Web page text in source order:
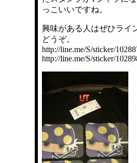
っこいいですね。
興味がある人はぜひライ
どうぞ。
http://line.me/S/sticker/
http://line.me/S/sticker/